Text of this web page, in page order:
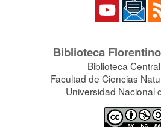
Biblioteca
Biblioteca
Facultad de Ciencias
Universidad Nacional